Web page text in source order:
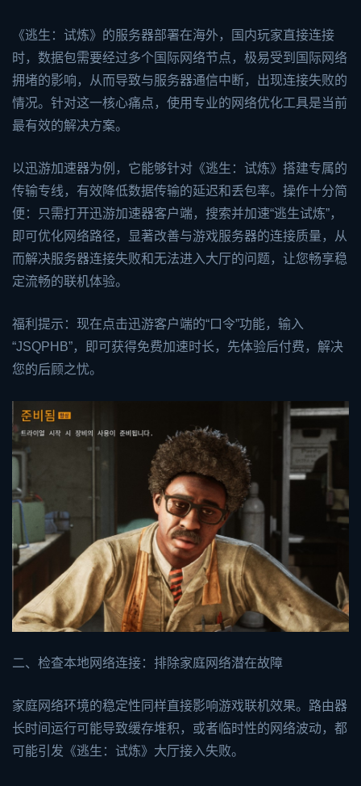
《逃生：试炼》的服务器部署在海外，国内玩家直接连接
时，数据包需要经过多个国际网络节点，极易受到国际网络
拥堵的影响，从而导致与服务器通信中断，出现连接失败的
情况。针对这一核心痛点，使用专业的网络优化工具是当前
最有效的解决方案。
以迅游加速器为例，它能够针对《逃生：试炼》搭建专属的
传输专线，有效降低数据传输的延迟和丢包率。操作十分简
便：只需打开迅游加速器客户端，搜索并加速“逃生试炼”，
即可优化网络路径，显著改善与游戏服务器的连接质量，从
而解决服务器连接失败和无法进入大厅的问题，让您畅享稳
定流畅的联机体验。
福利提示：现在点击迅游客户端的“口令”功能，输入
“JSQPHB”，即可获得免费加速时长，先体验后付费，解决
您的后顾之忧。
二、检查本地网络连接：排除家庭网络潜在故障
家庭网络环境的稳定性同样直接影响游戏联机效果。路由器
长时间运行可能导致缓存堆积，或者临时性的网络波动，都
可能引发《逃生：试炼》大厅接入失败。